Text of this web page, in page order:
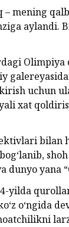
mening
aylandi.
uchun
xat
bilan
yana
yilda
o‘ngida